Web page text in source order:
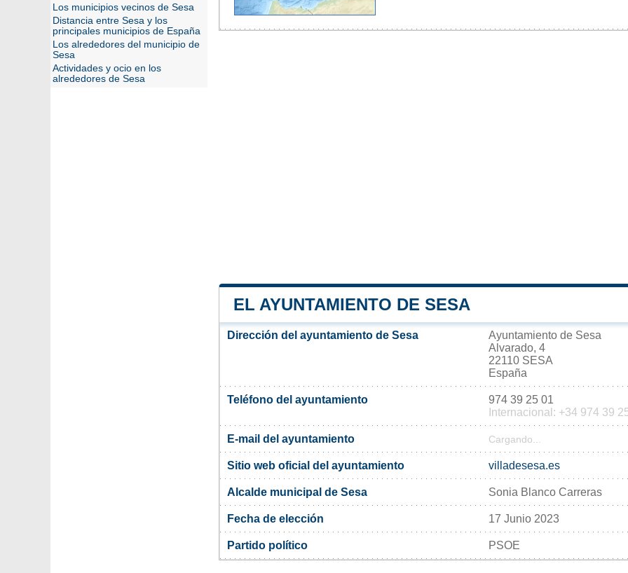
EL AYUNTAMIENTO DE SESA
Dirección del ayuntamiento de Sesa
Ayuntamiento de Sesa
Alvarado, 4
22110 SESA
España
Teléfono del ayuntamiento
974 39 25 01
Internacional: +34 974 39
E-mail del ayuntamiento Cargando...
Sitio web oficial del ayuntamiento villadesesa.es
Alcalde municipal de Sesa Sonia Blanco Carreras
Fecha de elección 17 Junio 2023
Partido político PSOE
Los municipios vecinos de Sesa
Distancia entre Sesa y los
principales municipios de España
Los alrededores del municipio de
Sesa
Actividades y ocio en los
alrededores de Sesa